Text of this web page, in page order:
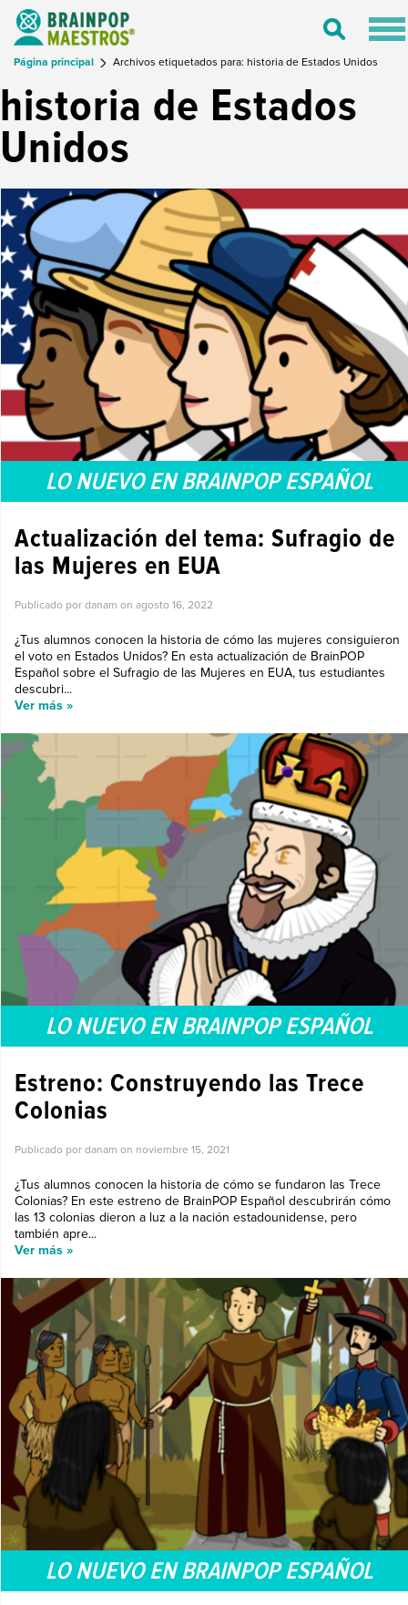
Toggle
Página principal Archivos etiquetados para: historia de Estados Unidos
historia de Estados
Unidos
LO NUEVO EN BRAINPOP ESPAÑOL
Actualización del tema: Sufragio de
las Mujeres en EUA
Publicado por danam on agosto 16, 2022
¿Tus alumnos conocen la historia de cómo las mujeres consiguieron
el voto en Estados Unidos? En esta actualización de BrainPOP
Español sobre el Sufragio de las Mujeres en EUA, tus estudiantes
descubri...
Ver más »
LO NUEVO EN BRAINPOP ESPAÑOL
Estreno: Construyendo las Trece
Colonias
Publicado por danam on noviembre 15, 2021
¿Tus alumnos conocen la historia de cómo se fundaron las Trece
Colonias? En este estreno de BrainPOP Español descubrirán cómo
las 13 colonias dieron a luz a la nación estadounidense, pero
también apre...
Ver más »
LO NUEVO EN BRAINPOP ESPAÑOL